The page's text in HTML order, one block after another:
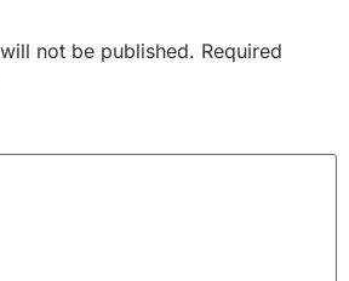
not be published. Required